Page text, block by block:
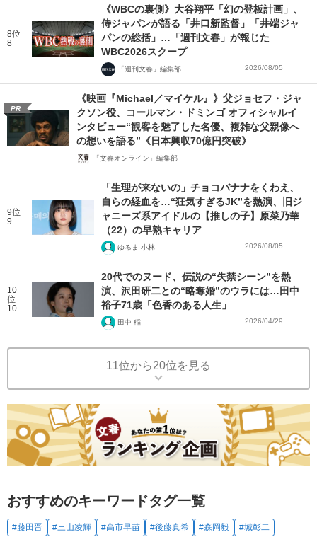
8位
8
《WBCの裏側》大谷翔平「幻の登板計画」、
侍ジャパンが語る「井口新監督」「井端ジャ
パンの総括」…「週刊文春」が報じた
WBC2026スクープ
「週刊文春」編集部 2026/08/05
PR
《映画『Michael／マイケル』》父ジョセフ・ジャ
クソン役、コールマン・ドミンゴ オフィシャルイ
ンタビュー“観客を魅了した名優、複雑な父親像へ
の想いを語る”《日本興収70億円突破》
「文春オンライン」編集部
9位
9
「生理が来ないの」チョコバナナをくわえ、
自らの経血を…“狂気すぎるJK”を熱演、旧ジ
ャニーズ系アイドルの【推しの子】原菜乃華
（22）の早熟キャリア
ゆるま 小林 2026/08/05
10
位
10
20代でのヌード、伝説の“失禁シーン”を熱
演、沢田研二との“略奪婚”のウラには…田中
裕子71歳「色香のある人生」
田中 稲 2026/04/29
11位から20位を見る
おすすめのキーワードタグ一覧
#藤田晋 #三山凌輝 #高市早苗 #後藤真希 #森岡毅
#城彰二